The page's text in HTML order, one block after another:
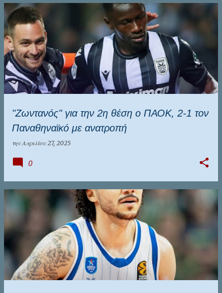
"Ζωντανός" για την 2η θέση ο ΠΑΟΚ, 2-1 τον
Παναθηναϊκό με ανατροπή
την Απριλίου 27, 2025
0